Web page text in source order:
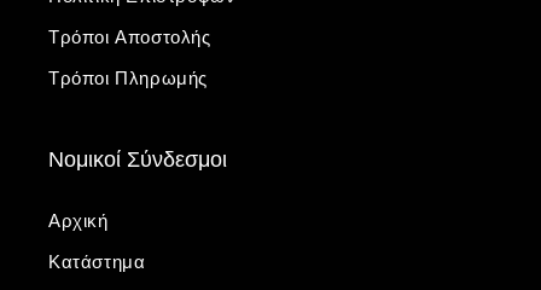
Τρόποι Αποστολής
Τρόποι Πληρωμής
Νομικοί Σύνδεσμοι
Αρχική
Κατάστημα